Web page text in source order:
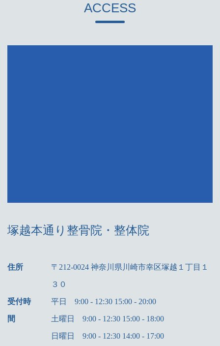
ACCESS
塚越本通り整骨院・整体院
住所 〒212-0024 神奈川県川崎市幸区塚越１丁目１
３０
受付時
間
平日 9:00 - 12:30 15:00 - 20:00
土曜日 9:00 - 12:30 15:00 - 18:00
日曜日 9:00 - 12:30 14:00 - 17:00